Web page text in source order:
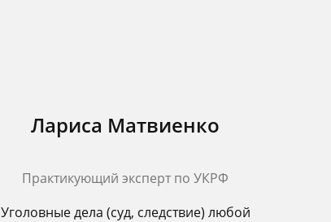
Лариса Матвиенко
Практикующий эксперт по УКРФ
Уголовные дела (суд, следствие) любой